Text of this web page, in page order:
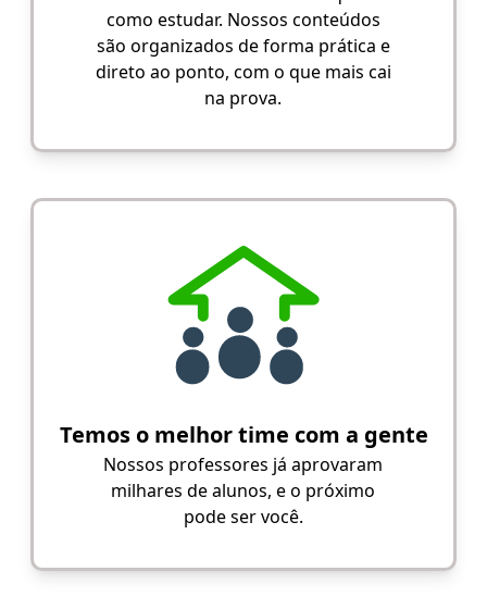
como estudar. Nossos conteúdos
são organizados de forma prática e
direto ao ponto, com o que mais cai
na prova.
Temos o melhor time com a gente
Nossos professores já aprovaram
milhares de alunos, e o próximo
pode ser você.